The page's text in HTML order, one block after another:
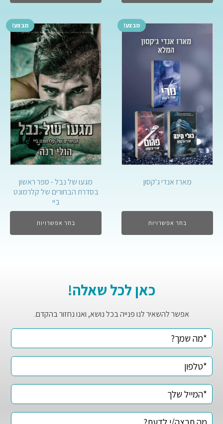
מבצע!
מארז אנדי ג'קסון
בחר אפשרויות
מבצע!
מגעו של נבל - ספר ראשון
בסדרת הבחורים של קלרמונט
ביי
בחר אפשרויות
כאן לכל שאלה!
אפשר להשאיר לנו פנייה בכל נושא, ואנו נחזור בהקדם.